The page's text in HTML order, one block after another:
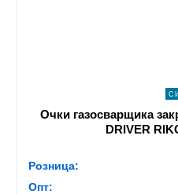
Очки газосварщика
DRIVER
Розница:
Опт: